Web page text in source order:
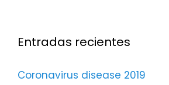
Entradas recientes
Coronavirus disease 2019